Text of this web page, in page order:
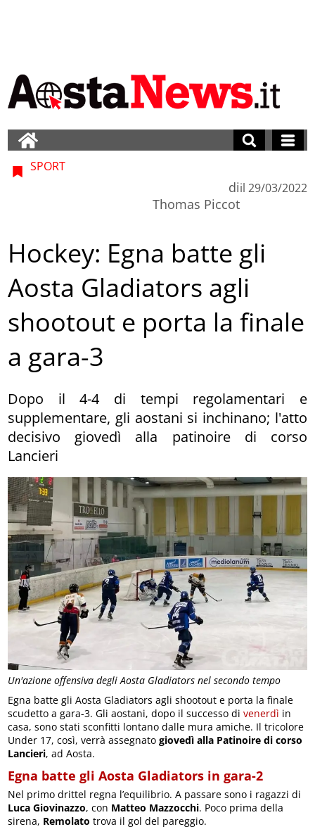
Un'azione offensiva degli Aosta Gladiators nel secondo tempo
SPORT
di
Thomas Piccot
il 29/03/2022
Hockey: Egna batte gli
Aosta Gladiators agli
shootout e porta la finale
a gara-3
Dopo il 4-4 di tempi regolamentari e
supplementare, gli aostani si inchinano; l'atto
decisivo giovedì alla patinoire di corso
Lancieri
Egna batte gli Aosta Gladiators agli shootout e porta la finale
scudetto a gara-3. Gli aostani, dopo il successo divenerdì in
casa, sono stati sconfitti lontano dalle mura amiche. Il tricolore
Under 17, così, verrà assegnatogiovedì alla Patinoire di corso
Lancieri, ad Aosta.
Egna batte gli Aosta Gladiators in gara-2
Nel primo drittel regna l’equilibrio. A passare sono i ragazzi di
Luca Giovinazzo, con Matteo Mazzocchi. Poco prima della
sirena, Remolato trova il gol del pareggio.